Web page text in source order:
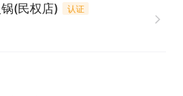
与同事配合完成工作。
效300+提成
(民权店) 认证